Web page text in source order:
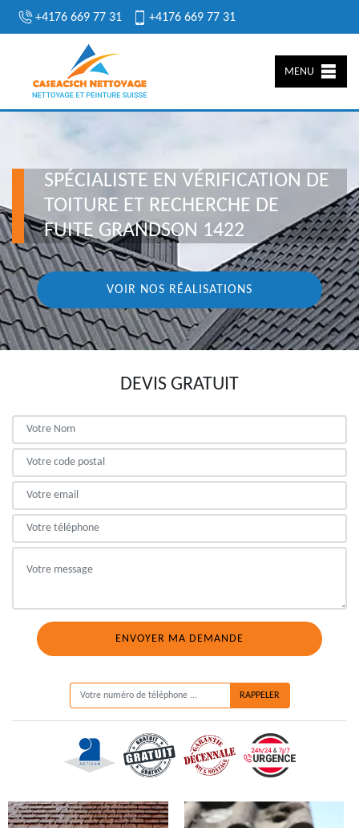
+4176 669 77 31 +4176 669 77 31
MENU
SPÉCIALISTE EN VÉRIFICATION DE
TOITURE ET RECHERCHE DE
FUITE GRANDSON 1422
VOIR NOS RÉALISATIONS
DEVIS GRATUIT